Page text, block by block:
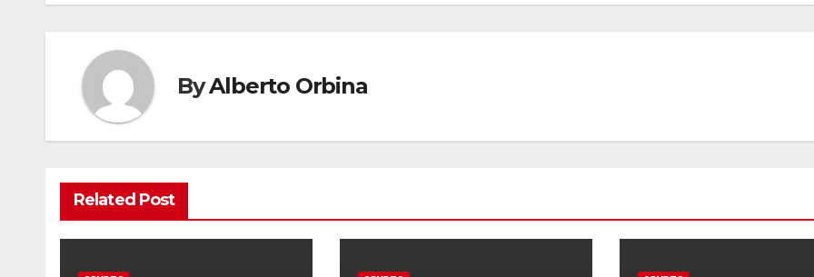
ByAlberto Orbina
Related Post